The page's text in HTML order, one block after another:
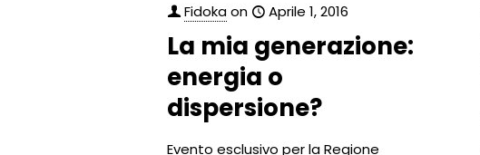
Fidoka on Aprile 1, 2016
La mia generazione:
energia o
dispersione?
Evento esclusivo per la Regione